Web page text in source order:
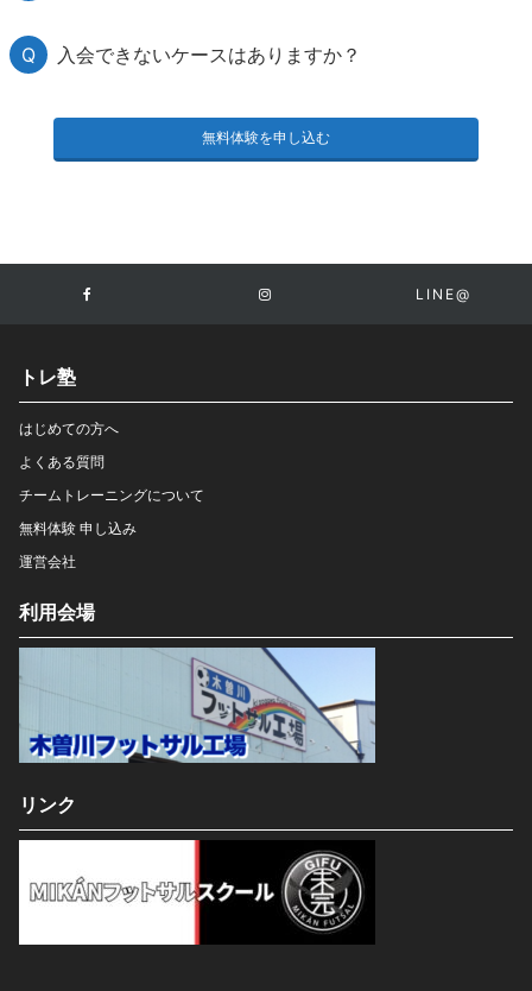
入会できないケースはありますか？
無料体験を申し込む
LINE@
トレ塾
はじめての方へ
よくある質問
チームトレーニングについて
無料体験 申し込み
運営会社
利用会場
リンク